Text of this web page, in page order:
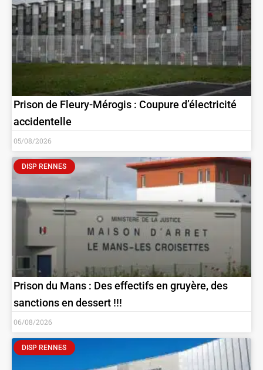
Prison de Fleury-Mérogis : Coupure d’électricité
accidentelle
05/08/2026
DISP RENNES
Prison du Mans : Des effectifs en gruyère, des
sanctions en dessert !!!
06/08/2026
DISP RENNES